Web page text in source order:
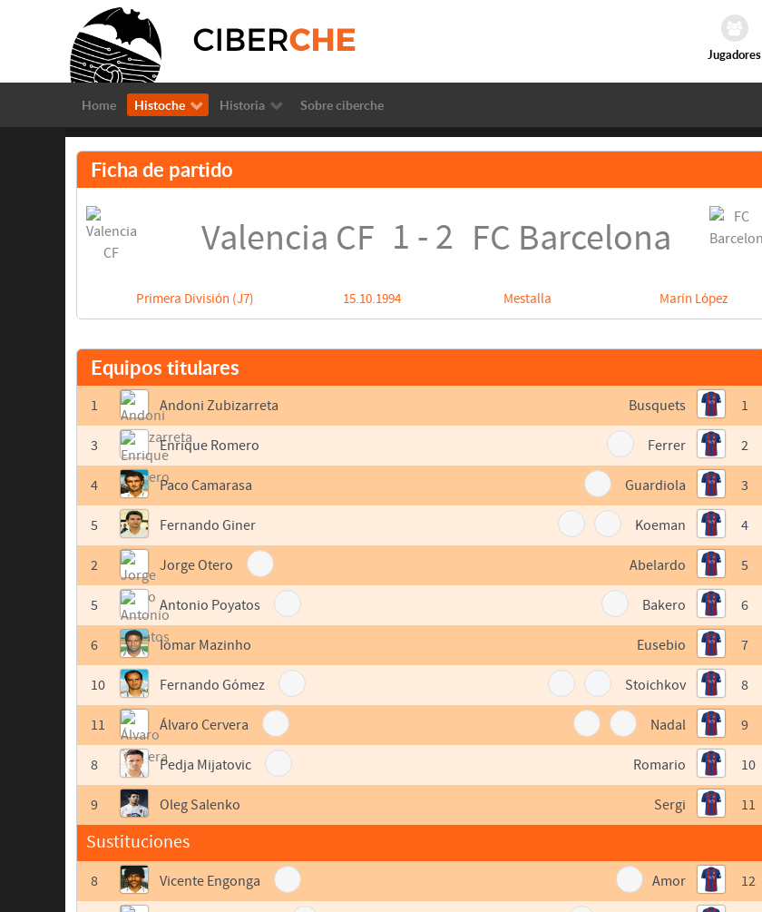
Jugadores
Home Histoche Historia Sobre ciberche
Ficha de partido
Valencia CF 1 - 2 FC Barcelona
Primera División (J7) 15.10.1994 Mestalla Marín López
Equipos titulares
1 Andoni Zubizarreta
3 Enrique Romero
4 Paco Camarasa
5 Fernando Giner
2 Jorge Otero
5 Antonio Poyatos
6 Iomar Mazinho
10 Fernando Gómez
11 Álvaro Cervera
8 Pedja Mijatovic
9 Oleg Salenko
Sustituciones
8 Vicente Engonga
1
Busquets
2
Ferrer
3
Guardiola
4
Koeman
5
Abelardo
6
Bakero
7
Eusebio
8
Stoichkov
9
Nadal
10
Romario
11
Sergi
12
Amor